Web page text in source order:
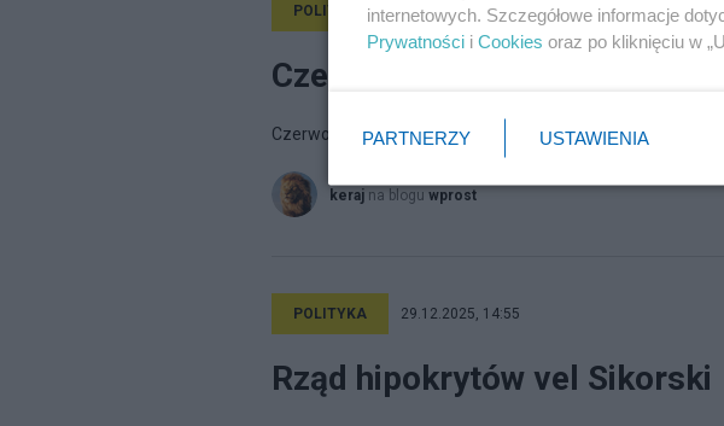
POLITYKA 6.02.2026, 13:47
Czerwona wataha kontratakuje
Czerwona wataha kontratakuje
keraj na blogu wprost
POLITYKA 29.12.2025, 14:55
Rząd hipokrytów vel Sikorski
internetowych. Szczegółowe informacje
Prywatności i Cookies oraz po kliknięciu w
PARTNERZY USTAWIENIA